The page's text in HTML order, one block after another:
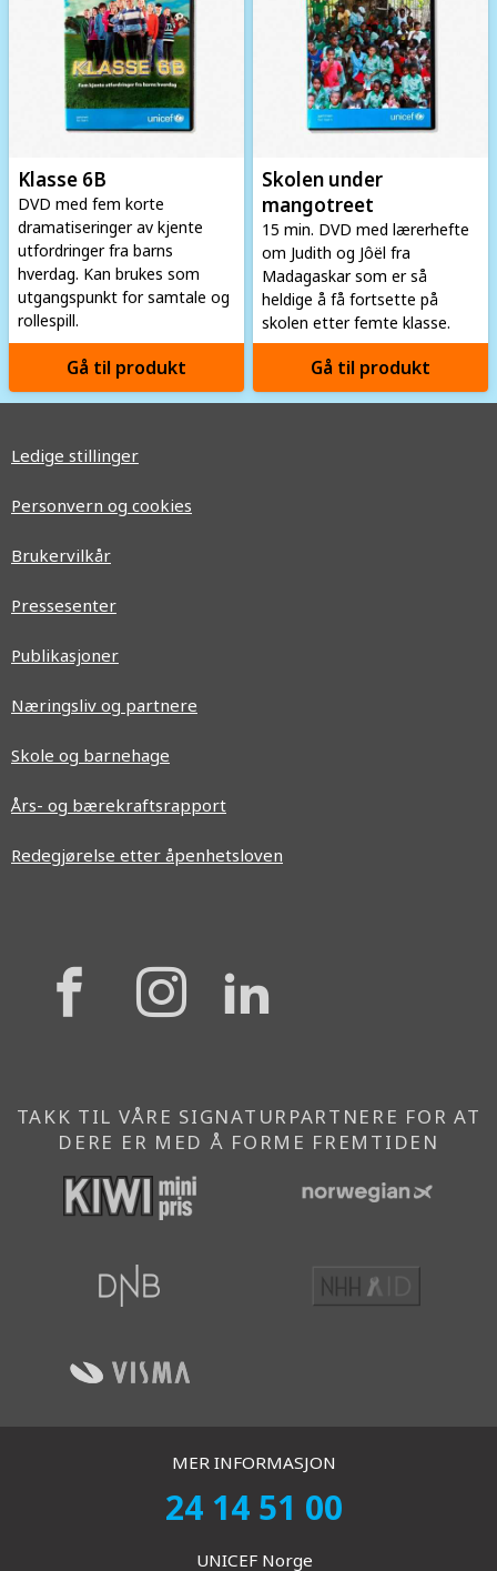
Klasse 6B
DVD med fem korte
dramatiseringer av kjente
utfordringer fra barns
hverdag. Kan brukes som
utgangspunkt for samtale og
rollespill.
Gå til produkt
Skolen under
mangotreet
15 min. DVD med lærerhefte
om Judith og Jôël fra
Madagaskar som er så
heldige å få fortsette på
skolen etter femte klasse.
Gå til produkt
Ledige stillinger
Personvern og cookies
Brukervilkår
Pressesenter
Publikasjoner
Næringsliv og partnere
Skole og barnehage
Års- og bærekraftsrapport
Redegjørelse etter åpenhetsloven
{{
'Facebook'|t
}}
{{
}}
TAKK TIL VÅRE SIGNATURPARTNERE FOR AT
DERE ER MED Å FORME FREMTIDEN
MER INFORMASJON
24 14 51 00
UNICEF Norge